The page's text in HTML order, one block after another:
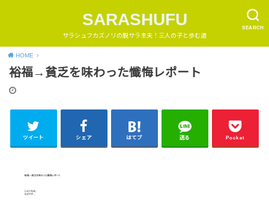
SEARCH
SARASHUFU
サラシュフカズノリの脱サラ主夫！三人の子と歩む道
HOME
裕福→貧乏を味わった懺悔レポート
ツイート シェア はてブ 送る Pocket